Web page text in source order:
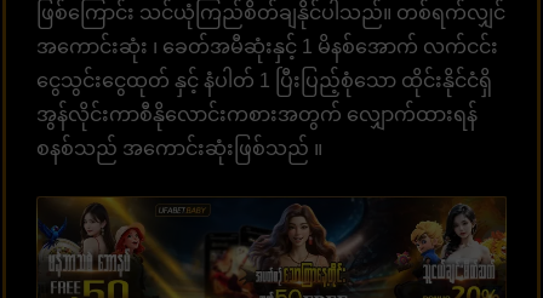
ဖြစ်ကြောင်း သင်ယုံကြည်စိတ်ချနိုင်ပါသည်။ တစ်ရက်လျှင်
အကောင်းဆုံး ၊ ခေတ်အမီဆုံးနှင့် 1 မိနစ်အောက် လက်ငင်း
ငွေသွင်းငွေထုတ် နှင့် နံပါတ် 1 ပြီးပြည့်စုံသော ထိုင်းနိုင်ငံရှိ
အွန်လိုင်းကာစီနိုလောင်းကစားအတွက် လျှောက်ထားရန်
စနစ်သည် အကောင်းဆုံးဖြစ်သည် ။